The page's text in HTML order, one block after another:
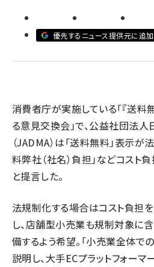
ビィ・フォアード (776)
revico (744)
優先するニュース提供元に追加
消費者庁が実施している「『送料
る意見交換会」で、公益社団法
（JADMA）は「送料無料」表示が
料弊社（社名）負担」などコスト
と提言した。
法規制化する場合はコスト負担
し、店舗型小売業も規制対象に
備するよう希望。「小売業全体で
説明し、大手ECプラットフォー